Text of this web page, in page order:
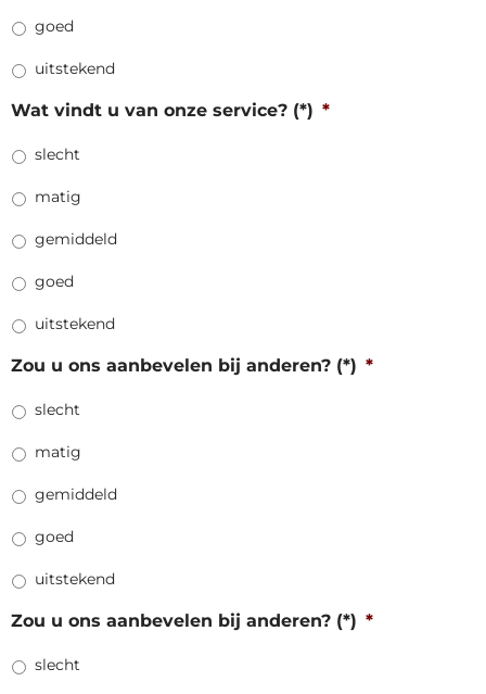
goed
uitstekend
Wat vindt u van onze service? (*) *
slecht
matig
gemiddeld
goed
uitstekend
Zou u ons aanbevelen bij anderen? (*) *
slecht
matig
gemiddeld
goed
uitstekend
Zou u ons aanbevelen bij anderen? (*) *
slecht